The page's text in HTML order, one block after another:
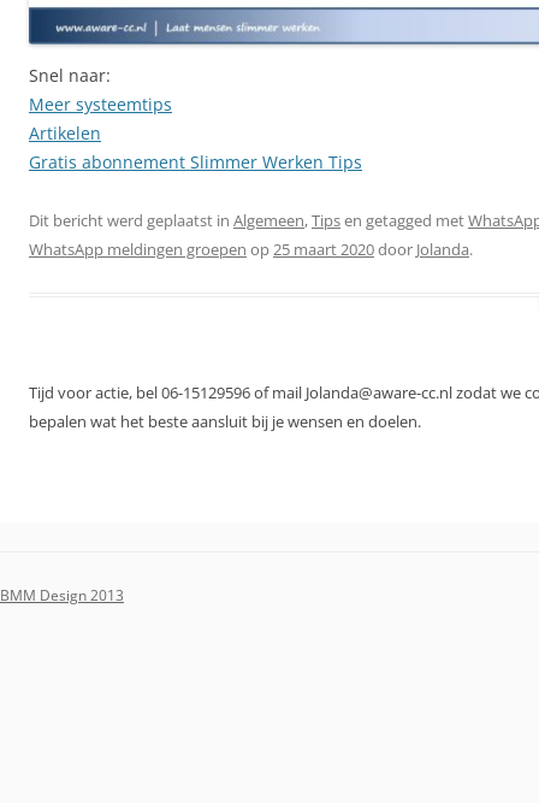
Snel naar:
Meer systeemtips
Artikelen
Gratis abonnement Slimmer Werken Tips
Dit bericht werd geplaatst in Algemeen,Tipsen getagged met
WhatsApp meldingen groepen op25 maart 2020door Jolanda.
Tijd voor actie, bel 06-15129596 of mail Jolanda@aware-cc.nl zodat we
bepalen wat het beste aansluit bij je wensen en doelen.
BMM Design 2013